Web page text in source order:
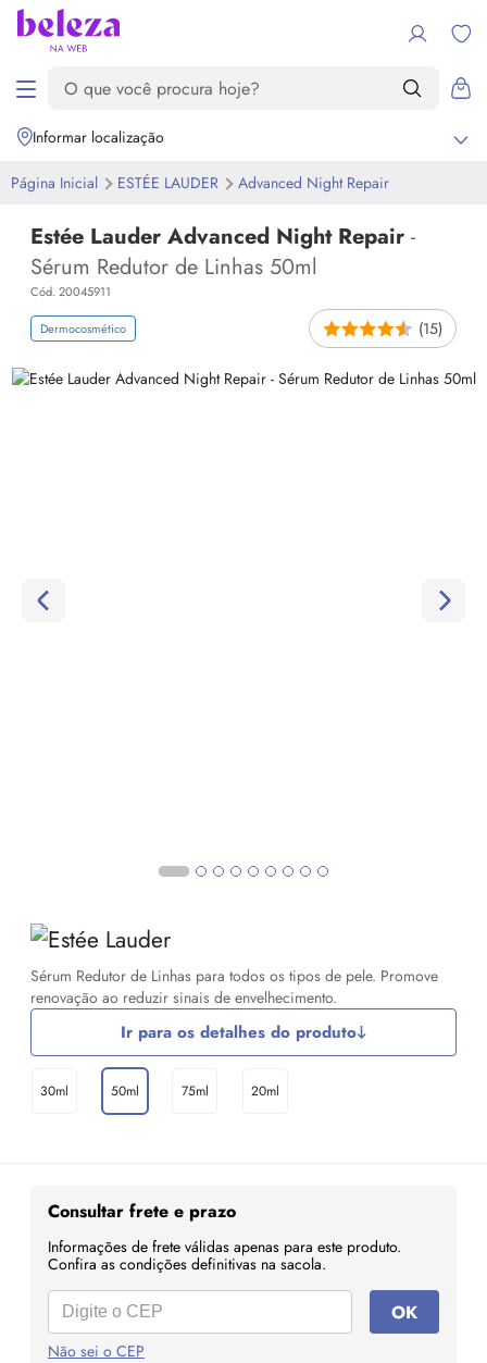
Informar localização
Página Inicial ESTÉE LAUDER Advanced Night Repair
Estée Lauder Advanced Night Repair -
Sérum Redutor de Linhas 50ml
Cód. 20045911
Dermocosmético (15)
Sérum Redutor de Linhas para todos os tipos de pele. Promove
renovação ao reduzir sinais de envelhecimento.
Ir para os detalhes do produto
30ml 50ml 75ml 20ml
Consultar frete e prazo
Informações de frete válidas apenas para este produto.
Confira as condições definitivas na sacola.
OK
Não sei o CEP